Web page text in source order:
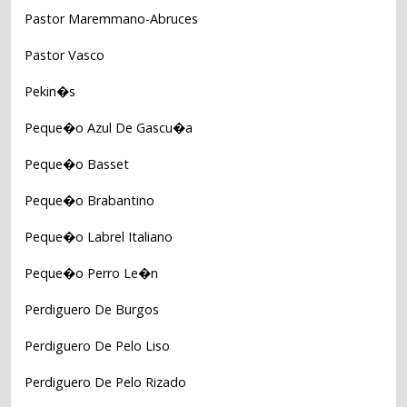
Pastor Maremmano-Abruces
Pastor Vasco
Pekin�s
Peque�o Azul De Gascu�a
Peque�o Basset
Peque�o Brabantino
Peque�o Labrel Italiano
Peque�o Perro Le�n
Perdiguero De Burgos
Perdiguero De Pelo Liso
Perdiguero De Pelo Rizado